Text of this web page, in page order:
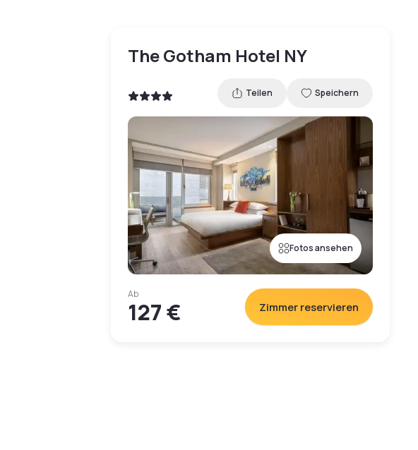
The Gotham Hotel NY
Teilen Speichern
Fotos ansehen
Ab
127 € Zimmer reservieren